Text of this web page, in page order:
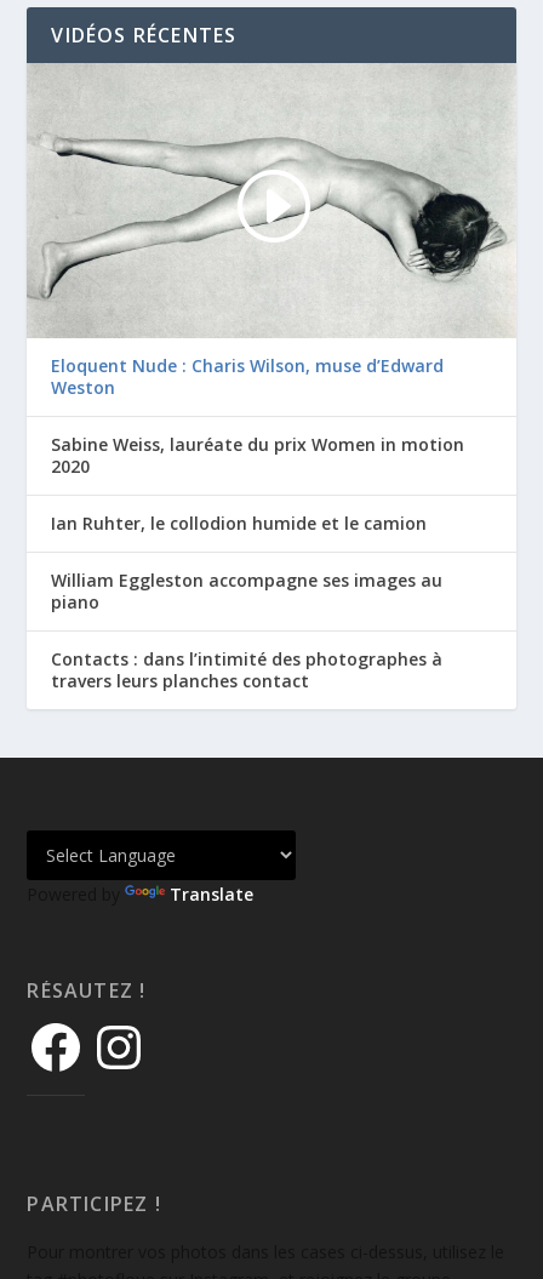
VIDÉOS RÉCENTES
Eloquent Nude : Charis Wilson, muse d’Edward
Weston
Sabine Weiss, lauréate du prix Women in motion
2020
Ian Ruhter, le collodion humide et le camion
William Eggleston accompagne ses images au
piano
Contacts : dans l’intimité des photographes à
travers leurs planches contact
Powered by Translate
RÉSAUTEZ !
PARTICIPEZ !